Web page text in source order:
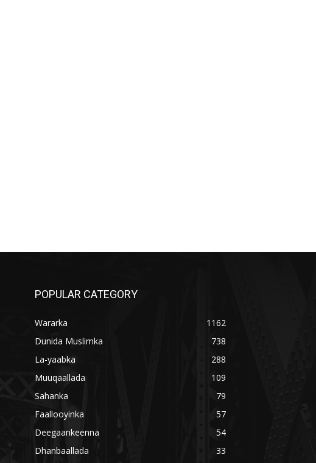
POPULAR CATEGORY
Wararka
1162
Dunida Muslimka
738
La-yaabka
288
Muuqaallada
109
Sahanka
79
Faallooyinka
57
Deegaankeenna
54
Dhanbaallada
33